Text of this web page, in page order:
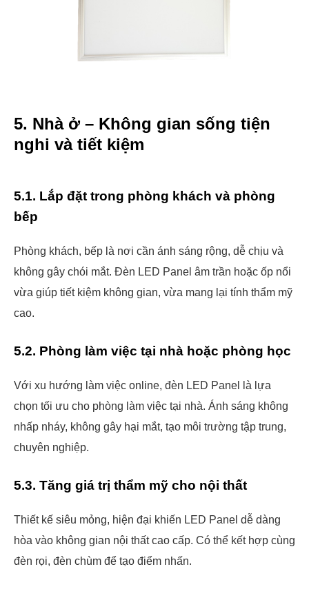
5. Nhà ở – Không gian sống tiện
nghi và tiết kiệm
5.1. Lắp đặt trong phòng khách và phòng
bếp
Phòng khách, bếp là nơi cần ánh sáng rộng, dễ chịu và
không gây chói mắt. Đèn LED Panel âm trần hoặc ốp nổi
vừa giúp tiết kiệm không gian, vừa mang lại tính thẩm mỹ
cao.
5.2. Phòng làm việc tại nhà hoặc phòng học
Với xu hướng làm việc online, đèn LED Panel là lựa
chọn tối ưu cho phòng làm việc tại nhà. Ánh sáng không
nhấp nháy, không gây hại mắt, tạo môi trường tập trung,
chuyên nghiệp.
5.3. Tăng giá trị thẩm mỹ cho nội thất
Thiết kế siêu mỏng, hiện đại khiến LED Panel dễ dàng
hòa vào không gian nội thất cao cấp. Có thể kết hợp cùng
đèn rọi, đèn chùm để tạo điểm nhấn.